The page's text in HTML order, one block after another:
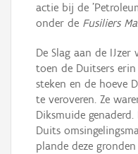
actie bij de
onder de Fusiliers
De Slag aan de
toen de Duitsers
steken en de hoeve
te veroveren. Ze
Diksmuide
Duits
plande deze